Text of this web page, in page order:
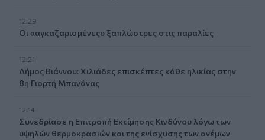
12:29
Οι «αγκαζαρισμένες» ξαπλώστρες στις παραλίες
12:21
Δήμος Βιάννου: Χιλιάδες επισκέπτες κάθε ηλικίας στην
8η Γιορτή Μπανάνας
12:14
Συνεδρίασε η Επιτροπή Εκτίμησης Κινδύνου λόγω των
υψηλών θερμοκρασιών και της ενίσχυσης των ανέμων